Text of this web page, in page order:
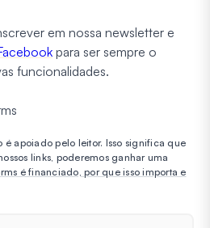
em nossa newsletter e
para ser sempre o
funcionalidades.
é apoiado pelo leitor. Isso significa que
links, poderemos ganhar uma
é financiado, por que isso importa e